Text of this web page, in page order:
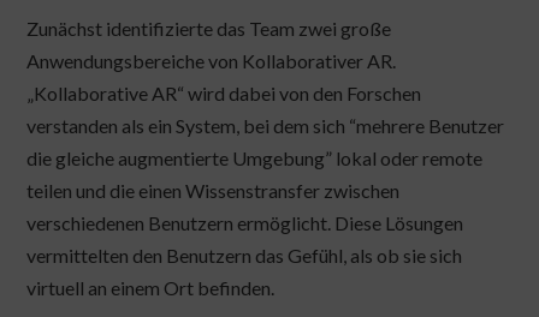
Zunächst identifizierte das Team zwei große
Anwendungsbereiche von Kollaborativer AR.
„Kollaborative AR“ wird dabei von den Forschen
verstanden als ein System, bei dem sich “mehrere Benutzer
die gleiche augmentierte Umgebung” lokal oder remote
teilen und die einen Wissenstransfer zwischen
verschiedenen Benutzern ermöglicht. Diese Lösungen
vermittelten den Benutzern das Gefühl, als ob sie sich
virtuell an einem Ort befinden.